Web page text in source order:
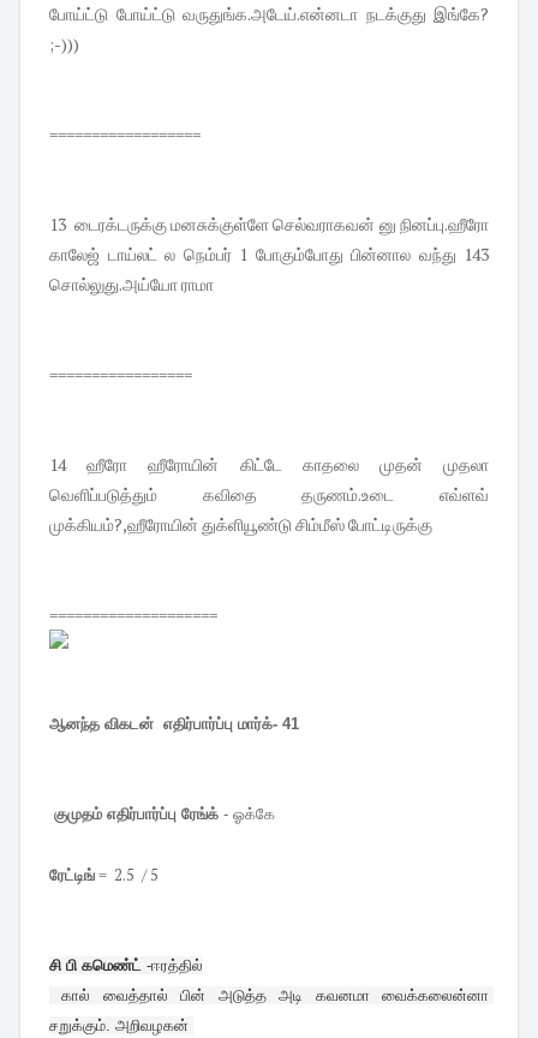
போய்ட்டு போய்ட்டு வருதுங்க.அடேய்.என்னடா நடக்குது இங்கே?
;-)))
==================
13 டைரக்டருக்கு மனசுக்குள்ளே செல்வராகவன் னு நினப்பு.ஹீரோ
காலேஜ் டாய்லட் ல நெம்பர் 1 போகும்போது பின்னால வந்து 143
சொல்லுது.அய்யோ ராமா
=================
14 ஹீரோ ஹீரோயின் கிட்டே காதலை முதன் முதலா
வெளிப்படுத்தும் கவிதை தருணம்.உடை எவ்ளவ்
முக்கியம்?,ஹீரோயின் துக்ளியூண்டு சிம்மீஸ் போட்டிருக்கு
====================
ஆனந்த விகடன் எதிர்பார்ப்பு மார்க்- 41
குமுதம் எதிர்பார்ப்பு ரேங்க் - ஓக்கே
ரேட்டிங்= 2.5 / 5
சி பி கமெண்ட் -ஈரத்தில்
கால் வைத்தால் பின் அடுத்த அடி கவனமா வைக்கலைன்னா
சறுக்கும். அறிவழகன்